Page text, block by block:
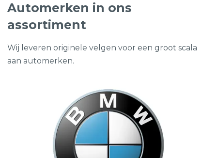
Automerken in ons
assortiment
Wij leveren originele velgen voor een groot scala
aan automerken.